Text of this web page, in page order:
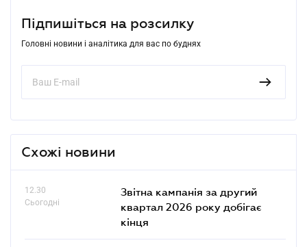
Підпишіться на розсилку
Головні новини і аналітика для вас по буднях
Схожі новини
12.30
Сьогодні
Звітна кампанія за другий
квартал 2026 року добігає
кінця